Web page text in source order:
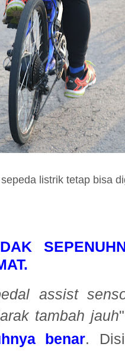
listrik tetap bisa
assist
tambah jauh
benar.